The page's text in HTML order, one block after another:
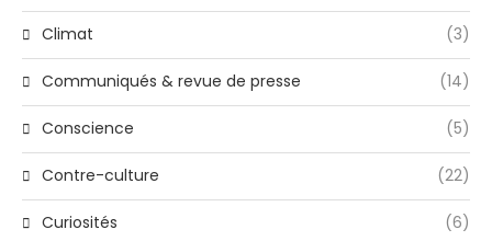
Climat (3)
Communiqués & revue de presse (14)
Conscience (5)
Contre-culture (22)
Curiosités (6)